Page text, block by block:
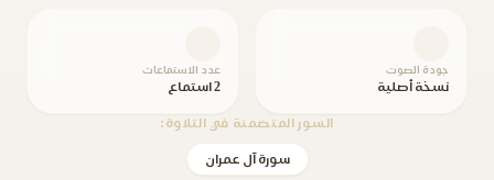
جودة الصوت
نسخة أصلية
عدد الاستماعات
2 استماع
السور المتضمنة في التلاوة:
سورة آل عمران